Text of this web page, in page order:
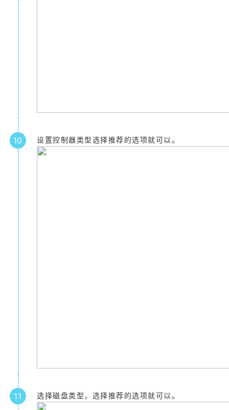
10 设置控制器类型选择推荐的选项就可以。
11 选择磁盘类型，选择推荐的选项就可以。